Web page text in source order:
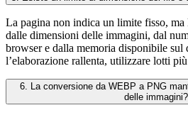
La pagina non indica un limite fisso, ma
dalle dimensioni delle immagini, dal
browser e dalla memoria disponibile sul
l’elaborazione rallenta, utilizzare lotti
6. La conversione da WEBP a PNG
delle immagini?